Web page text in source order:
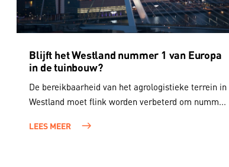
Blijft het Westland nummer 1 van Europa
in de tuinbouw?
De bereikbaarheid van het agrologistieke terrein in
Westland moet flink worden verbeterd om numm...
LEES MEER